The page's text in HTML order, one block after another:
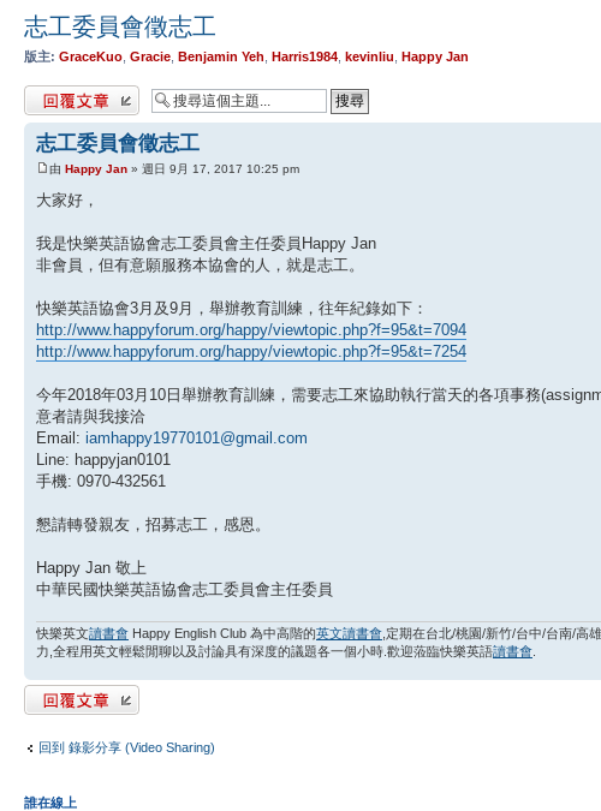
志工委員會徵志工
版主: GraceKuo Gracie Benjamin Yeh Harris1984 kevinliu Happy Jan
發表回覆
志工委員會徵志工
由 Happy Jan » 週日 9月 17, 2017 10:25 pm
大家好，
我是快樂英語協會志工委員會主任委員Happy Jan
非會員，但有意願服務本協會的人，就是志工。
快樂英語協會3月及9月，舉辦教育訓練，往年紀錄如下：
http://www.happyforum.org/happy/viewtopic.php?f=95&t=7094
http://www.happyforum.org/happy/viewtopic.php?f=95&t=7254
今年2018年03月10日舉辦教育訓練，需要志工來協助執行當天的各項事務
意者請與我接洽
Email: iamhappy19770101@gmail.com
Line: happyjan0101
手機: 0970-432561
懇請轉發親友，招募志工，感恩。
Happy Jan 敬上
中華民國快樂英語協會志工委員會主任委員
快樂英文讀書會 Happy English Club 為中高階的英文讀書會 ,定期在台北/桃園/新竹/台中/台南/高
力,全程用英文輕鬆閒聊以及討論具有深度的議題各一個小時.歡迎蒞臨快樂英語讀書會
發表回覆
回到 錄影分享 (Video Sharing)
誰在線上